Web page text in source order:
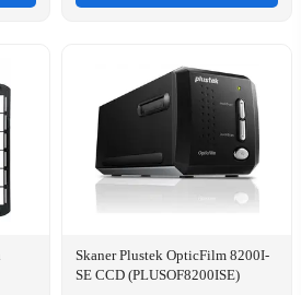
Skaner Plustek OpticFilm 8200I-
SE CCD (PLUSOF8200ISE)